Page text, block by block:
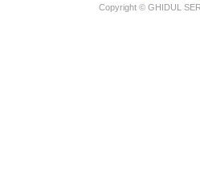
Copyright © GHIDUL